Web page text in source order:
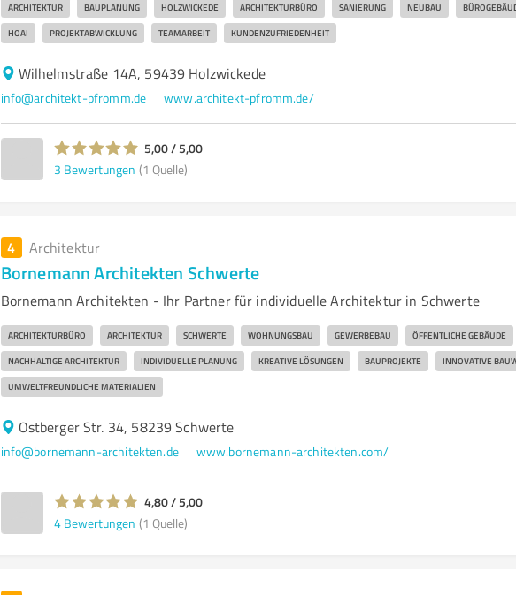
ARCHITEKTUR BAUPLANUNG HOLZWICKEDE ARCHITEKTURBÜRO SANIERUNG NEUBAU
HOAI PROJEKTABWICKLUNG TEAMARBEIT KUNDENZUFRIEDENHEIT
Wilhelmstraße 14A, 59439 Holzwickede
info@architekt-pfromm.de www.architekt-pfromm.de/
5,00 / 5,00
3 Bewertungen (1 Quelle)
4 Architektur
Bornemann Architekten Schwerte
Bornemann Architekten - Ihr Partner für individuelle Architektur in Schwerte
ARCHITEKTURBÜRO ARCHITEKTUR SCHWERTE WOHNUNGSBAU GEWERBEBAU ÖFFENTLICHE GEBÄUDE
NACHHALTIGE ARCHITEKTUR INDIVIDUELLE PLANUNG KREATIVE LÖSUNGEN BAUPROJEKTE INNOVATIVE
UMWELTFREUNDLICHE MATERIALIEN
Ostberger Str. 34, 58239 Schwerte
info@bornemann-architekten.de www.bornemann-architekten.com/
4,80 / 5,00
4 Bewertungen (1 Quelle)